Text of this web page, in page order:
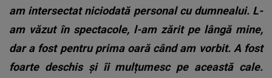
am intersectat niciodată personal cu dumnealui. L-
am văzut în spectacole, l-am zărit pe lângă mine,
dar a fost pentru prima oară când am vorbit. A fost
foarte deschis și îi mulțumesc pe această cale.